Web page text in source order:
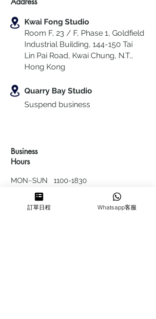
Kwai Fong Studio
Room F, 23 / F, Phase 1, Goldfield
Industrial Building, 144-150 Tai
Lin Pai Road, Kwai Chung, N.T.,
Hong Kong
Quarry Bay Studio
Suspend business
Business
Hours
MON~SUN 1100-1830
64322700
訂單日程 Whatsapp客服